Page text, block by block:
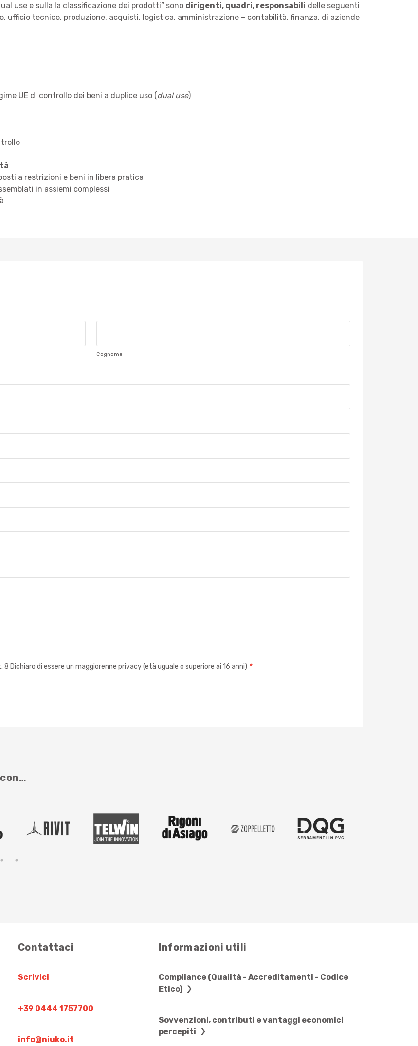
use e sulla la classificazione dei prodotti” sono dirigenti, quadri, responsabili delle seguenti
ufficio tecnico, produzione, acquisti, logistica, amministrazione – contabilità, finanza, di aziende
UE di controllo dei beni a duplice uso (dual use)
a restrizioni e beni in libera pratica
in assiemi complessi
Cognome
Dichiaro di essere un maggiorenne privacy (età uguale o superiore ai 16 anni) *
Contattaci
Scrivici
+39 0444 1757700
info@niuko.it
Informazioni utili
Compliance (Qualità - Accreditamenti - Codice
Etico)
Sovvenzioni, contributi e vantaggi economici
percepiti